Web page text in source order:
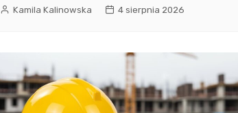
Kamila Kalinowska 4 sierpnia 2026